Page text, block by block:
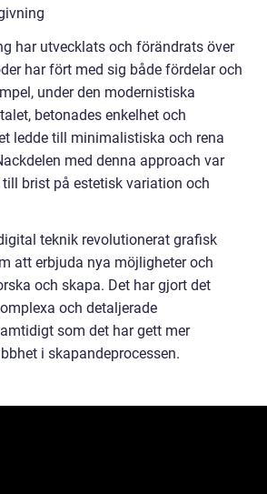
har utvecklats och förändrats över
har fört med sig både fördelar och
under den modernistiska
betonades enkelhet och
ledde till minimalistiska och rena
med denna approach var
brist på estetisk variation och
teknik revolutionerat grafisk
att erbjuda nya möjligheter och
och skapa. Det har gjort det
och detaljerade
som det har gett mer
i skapandeprocessen.